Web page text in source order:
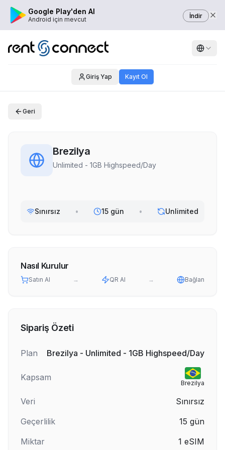
Google Play'den Al
Android için mevcut İndir
Giriş Yap Kayıt Ol
Geri
Brezilya
Unlimited - 1GB Highspeed/Day
Sınırsız • 15 gün • Unlimited
Nasıl Kurulur
Satın Al → QR Al → Bağlan
Sipariş Özeti
Plan Brezilya - Unlimited - 1GB Highspeed/Day
Kapsam
Brezilya
Veri
Sınırsız
Geçerlilik
15 gün
Miktar
1 eSIM